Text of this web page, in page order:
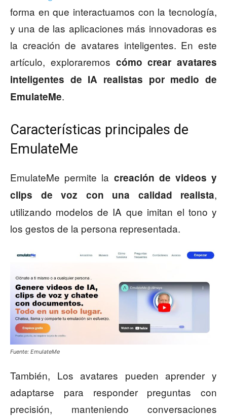
forma en que interactuamos con la tecnología,
y una de las aplicaciones más innovadoras es
la creación de avatares inteligentes. En este
artículo, exploraremos cómo crear avatares
inteligentes de IA realistas por medio de
EmulateMe.
Características principales de
EmulateMe
EmulateMe permite la creación de videos y
clips de voz con una calidad realista,
utilizando modelos de IA que imitan el tono y
los gestos de la persona representada.
Fuente: EmulateMe
También, Los avatares pueden aprender y
adaptarse para responder preguntas con
precisión, manteniendo conversaciones